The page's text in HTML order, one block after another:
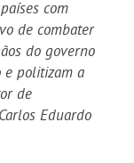
com
de combater
do governo
e politizam a
de
Eduardo